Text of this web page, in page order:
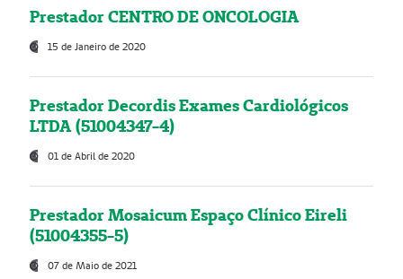
Prestador CENTRO DE ONCOLOGIA
15 de Janeiro de 2020
Prestador Decordis Exames Cardiológicos
LTDA (51004347-4)
01 de Abril de 2020
Prestador Mosaicum Espaço Clínico Eireli
(51004355-5)
07 de Maio de 2021